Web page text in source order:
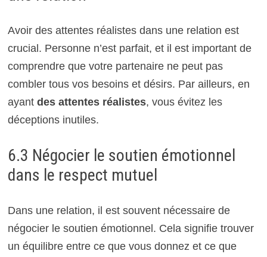
Avoir des attentes réalistes dans une relation est
crucial. Personne n’est parfait, et il est important de
comprendre que votre partenaire ne peut pas
combler tous vos besoins et désirs. Par ailleurs, en
ayant des attentes réalistes, vous évitez les
déceptions inutiles.
6.3 Négocier le soutien émotionnel
dans le respect mutuel
Dans une relation, il est souvent nécessaire de
négocier le soutien émotionnel. Cela signifie trouver
un équilibre entre ce que vous donnez et ce que